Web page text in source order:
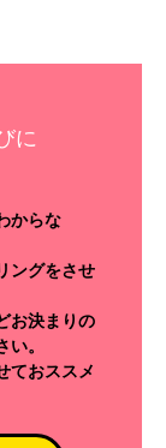
に
からな
ングをさせ
お決まりの
。
ておススメ